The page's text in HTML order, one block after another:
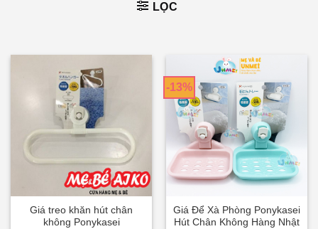
LỌC
Giá treo khăn hút chân
không Ponykasei
-13%
Giá Để Xà Phòng Ponykasei
Hút Chân Không Hàng Nhật